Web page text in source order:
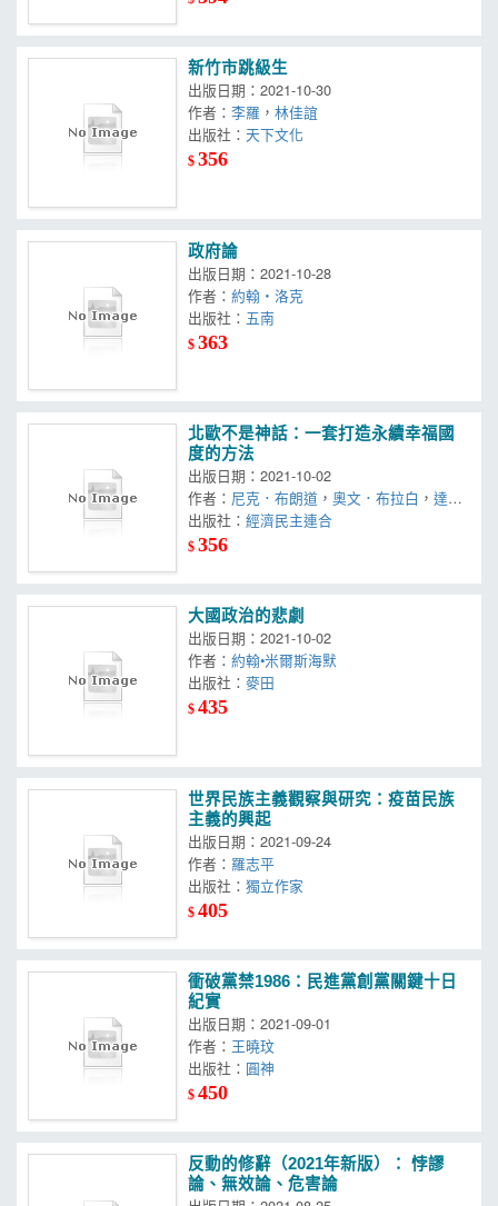
新竹市跳級生
出版日期：2021-10-30
作者：李羅 ，林佳誼
出版社：
$356
政府論
出版日期：2021-10-28
作者：約翰‧洛克
出版社：
$363
北歐不是神話：一套打造永續幸福國
度的方法
出版日期：2021-10-02
作者： 尼克．布朗道 ，奧文．布拉白 ，達．
艾拿．托森
出版社：
$356
大國政治的悲劇
出版日期：2021-10-02
作者：約翰•米爾斯海默
出版社：
$435
世界民族主義觀察與研究：疫苗民族
主義的興起
出版日期：2021-09-24
作者： 羅志平
出版社：
$405
衝破黨禁1986：民進黨創黨關鍵十日
紀實
出版日期：2021-09-01
作者： 王曉玟
出版社：
$450
反動的修辭（2021年新版）： 悖謬
論、無效論、危害論